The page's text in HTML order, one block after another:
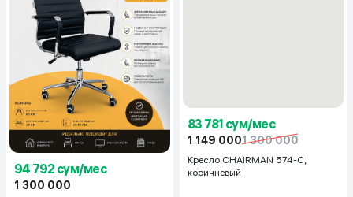
94 792 сум/мес
1 300 000
83 781 сум/мес